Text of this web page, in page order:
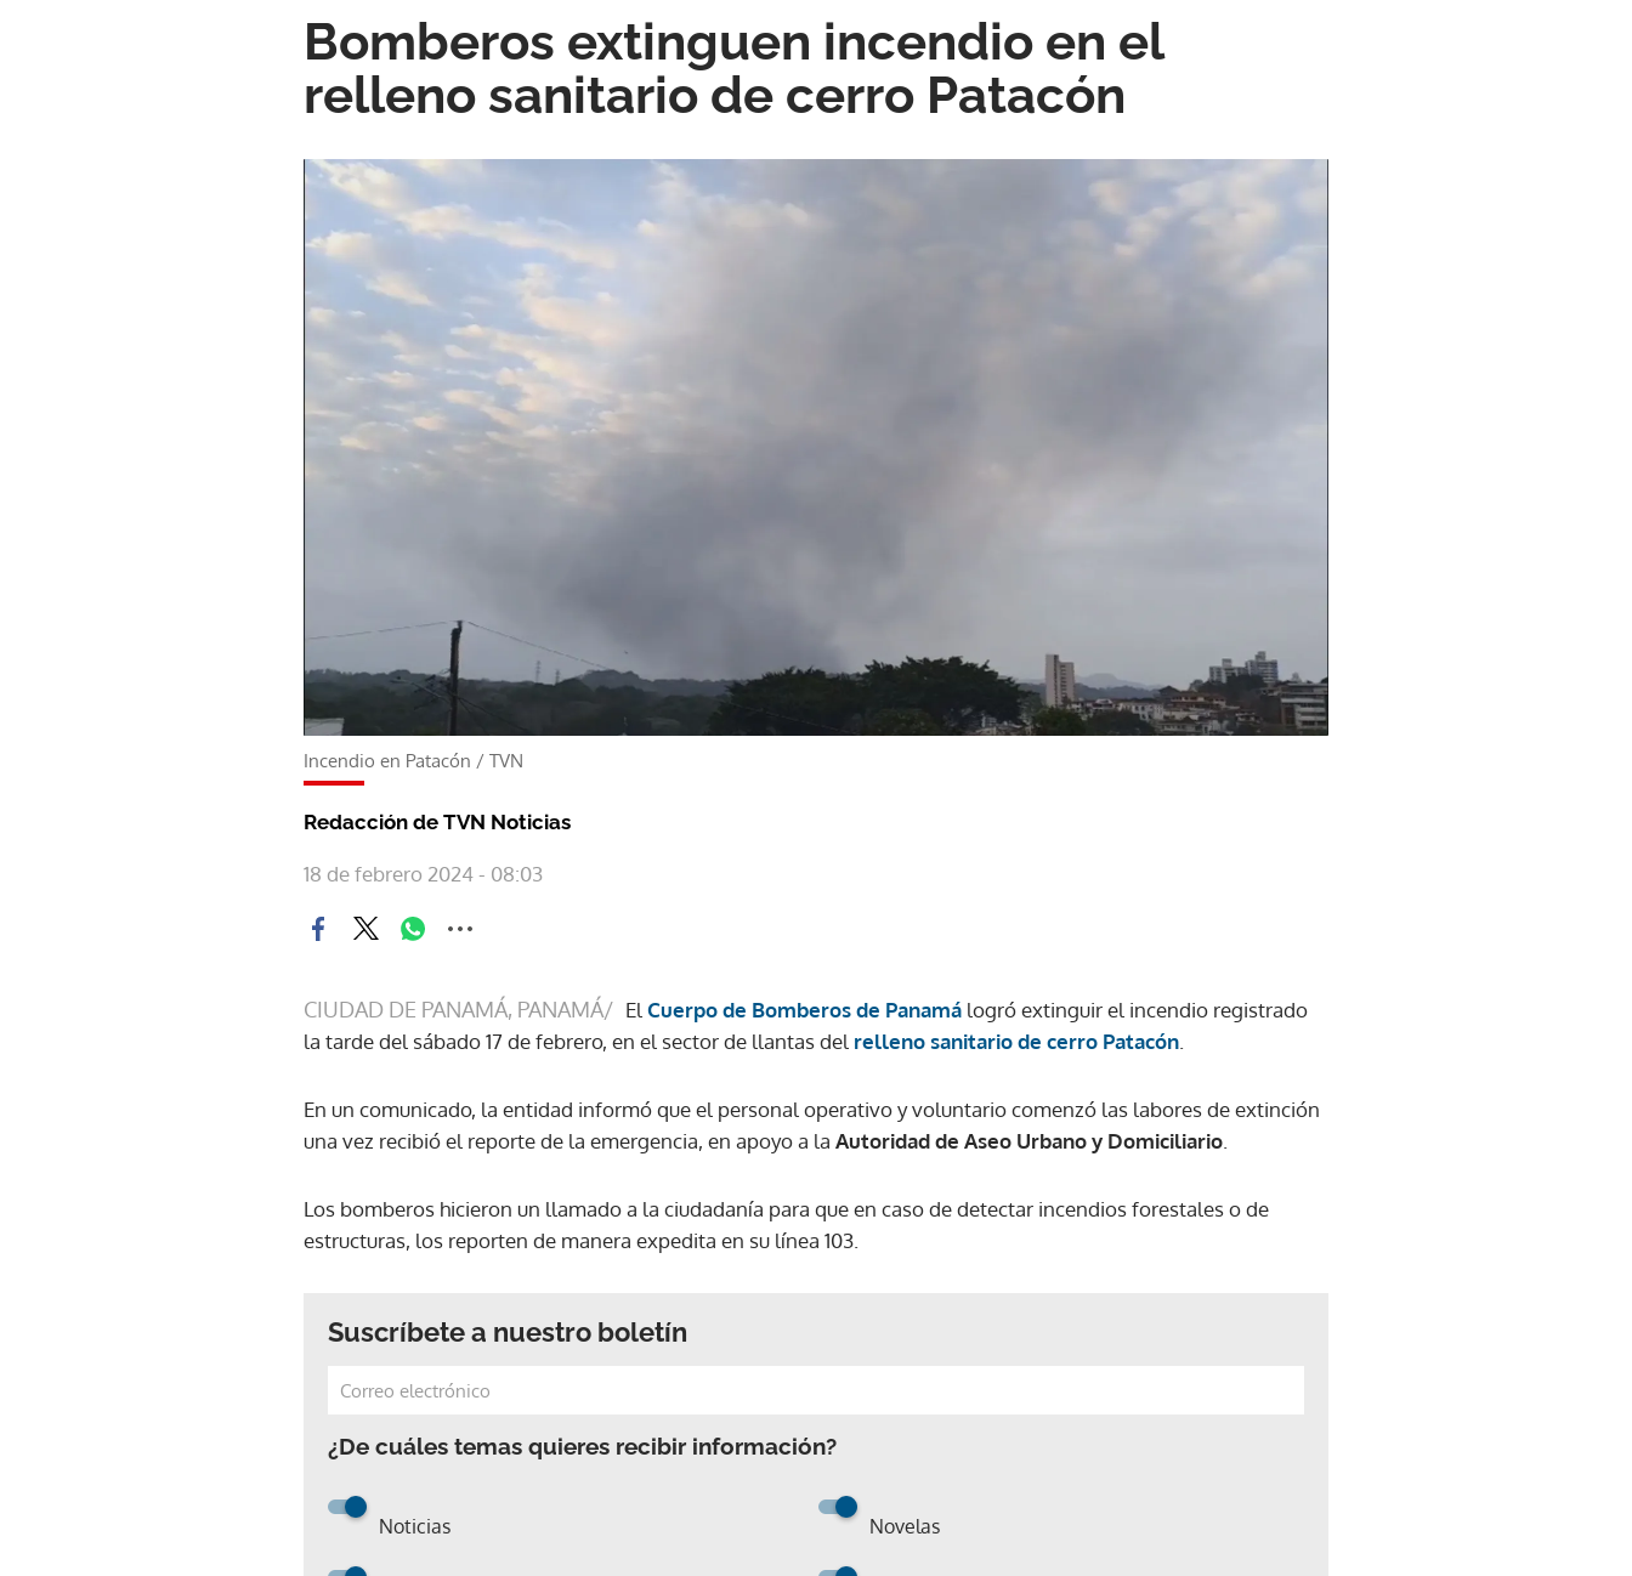
Bomberos extinguen incendio en el
relleno sanitario de cerro Patacón
Incendio en Patacón / TVN
Redacción de TVN Noticias
18 de febrero 2024 - 08:03
CIUDAD DE PANAMÁ, PANAMÁ/ El Cuerpo de Bomberos de Panamá logró extinguir el incendio registrado
la tarde del sábado 17 de febrero, en el sector de llantas del relleno sanitario de cerro Patacón
En un comunicado, la entidad informó que el personal operativo y voluntario comenzó las labores de extinción
una vez recibió el reporte de la emergencia, en apoyo a la Autoridad de Aseo Urbano y Domiciliario
Los bomberos hicieron un llamado a la ciudadanía para que en caso de detectar incendios forestales o de
estructuras, los reporten de manera expedita en su línea 103.
Suscríbete a nuestro boletín
¿De cuáles temas quieres recibir información?
Noticias Novelas